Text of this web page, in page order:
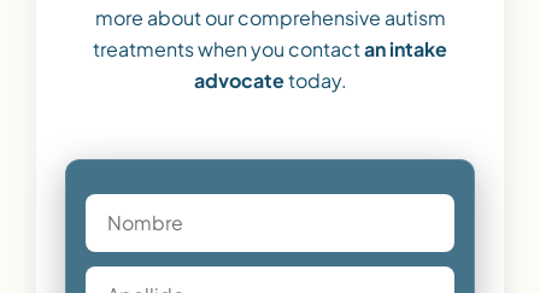
more about our comprehensive autism
treatments when you contactan intake
advocatetoday.